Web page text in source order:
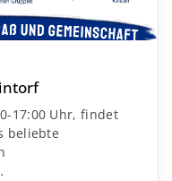
17:00 Uhr, findet
beliebte